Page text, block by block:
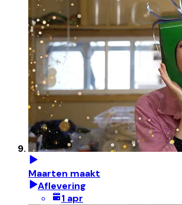
Maarten maakt
Aflevering
1 apr